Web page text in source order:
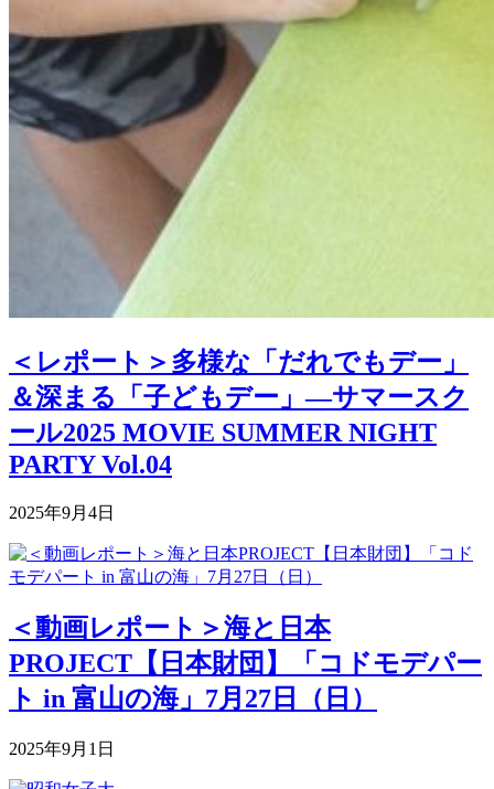
＜レポート＞多様な「だれでもデー」
＆深まる「子どもデー」―サマースク
ール2025 MOVIE SUMMER NIGHT
PARTY Vol.04
2025年9月4日
＜動画レポート＞海と日本
PROJECT【日本財団】「コドモデパー
ト in 富山の海」7月27日（日）
2025年9月1日